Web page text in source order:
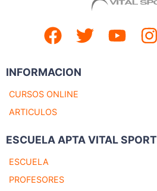
INFORMACION
CURSOS ONLINE
ARTICULOS
ESCUELA APTA VITAL SPORT
ESCUELA
PROFESORES